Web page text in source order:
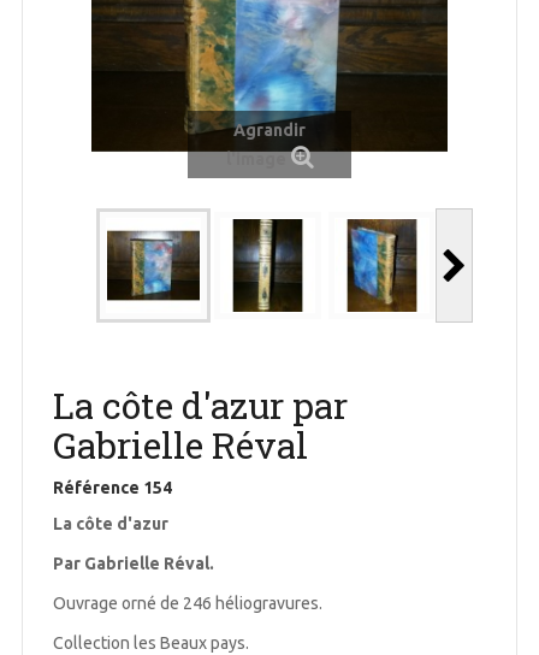
Agrandir
La côte d'azur par
Gabrielle Réval
Référence 154
La côte d'azur
Par Gabrielle Réval.
Ouvrage orné de 246 héliogravures.
Collection les Beaux pays.